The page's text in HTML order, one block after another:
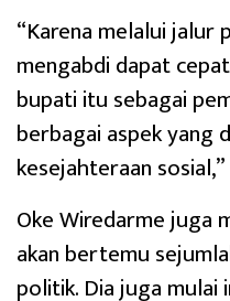
“Karena melalui jalur
mengabdi dapat
bupati itu sebagai
berbagai aspek yang
kesejahteraan
Oke Wiredarme juga
akan bertemu
politik. Dia juga